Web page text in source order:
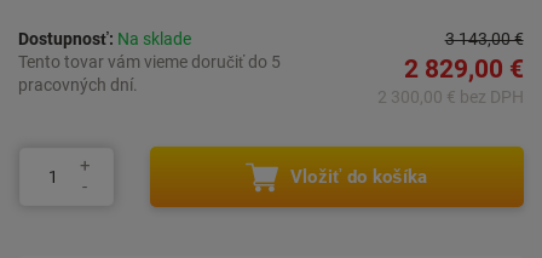
Dostupnosť: Na sklade
Tento tovar vám vieme doručiť do 5
pracovných dní.
3 143,00 €
2 829,00 €
2 300,00 € bez DPH
Vložiť do košíka